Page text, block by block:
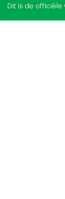
Dit is de officiële